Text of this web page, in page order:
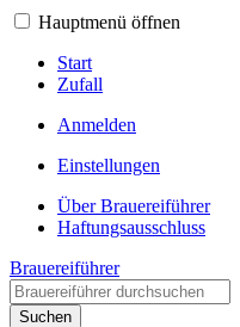
Hauptmenü öffnen
Start
Zufall
Anmelden
Einstellungen
Über Brauereiführer
Haftungsausschluss
Brauereiführer
Suchen